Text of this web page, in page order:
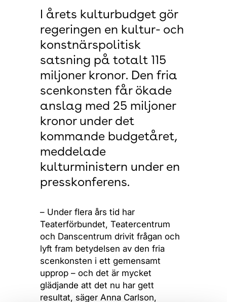
I årets kulturbudget gör
regeringen en kultur- och
konstnärspolitisk
satsning på totalt 115
miljoner kronor. Den fria
scenkonsten får ökade
anslag med 25 miljoner
kronor under det
kommande budgetåret,
meddelade
kulturministern under en
presskonferens.
– Under flera års tid har
Teaterförbundet, Teatercentrum
och Danscentrum drivit frågan och
lyft fram betydelsen av den fria
scenkonsten i ett gemensamt
upprop – och det är mycket
glädjande att det nu har gett
resultat, säger Anna Carlson,